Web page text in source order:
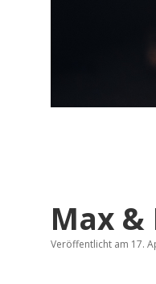
Max
Veröffentlicht am 17.